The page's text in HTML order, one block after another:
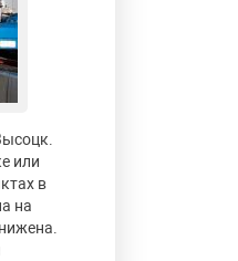
или
в
на